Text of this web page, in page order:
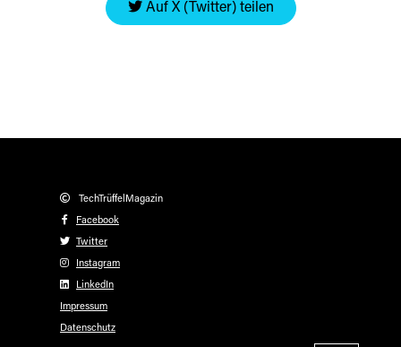
Auf X (Twitter) teilen
TechTrüffelMagazin
Facebook
Twitter
Instagram
LinkedIn
Impressum
Datenschutz